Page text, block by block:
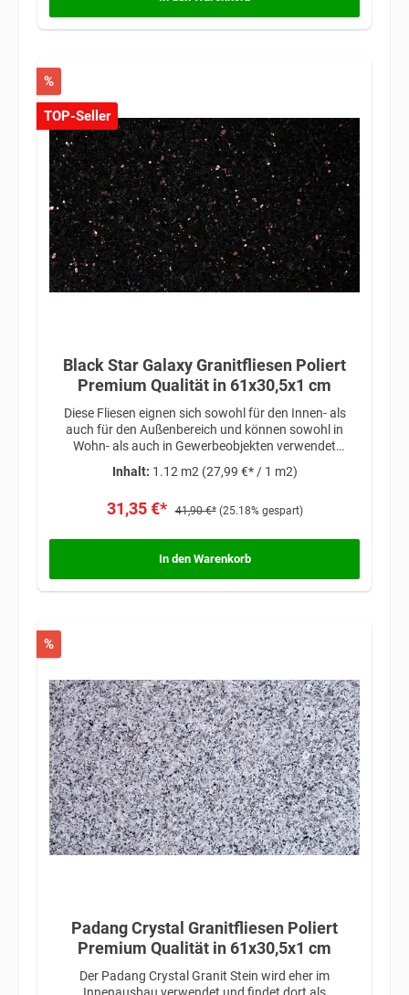
%
TOP-Seller
Black Star Galaxy Granitfliesen Poliert
Premium Qualität in 61x30,5x1 cm
Diese Fliesen eignen sich sowohl für den Innen- als
auch für den Außenbereich und können sowohl in
Wohn- als auch in Gewerbeobjekten verwendet
werden. Ob als Bodenbelag, Wandverkleidung oder
Akzentstück, die Black Star Galaxy Granitfliesen
zeitloser Schönheit.
Inhalt: 1.12 m2 (27,99 €* / 1 m2)
31,35 €* 41,90 €* (25.18% gespart)
In den Warenkorb
%
Padang Crystal Granitfliesen Poliert
Premium Qualität in 61x30,5x1 cm
Der Padang Crystal Granit Stein wird eher im